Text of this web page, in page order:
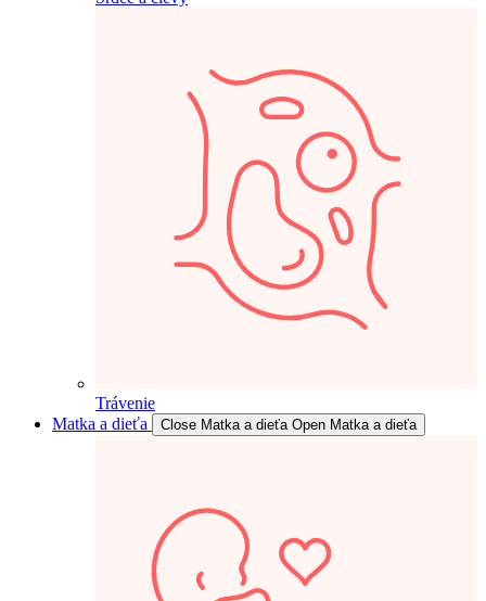
Trávenie
Matka a dieťa
Close Matka a dieťa Open Matka a dieťa